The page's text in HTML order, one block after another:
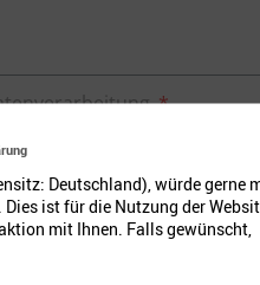
Absendung Ihrer Daten
wir Ihre Angaben zum
Rückfragen
auswerten. Mehr dazu
Deutschland), würde gerne
ist für die Nutzung der
mit Ihnen. Falls gewünscht,